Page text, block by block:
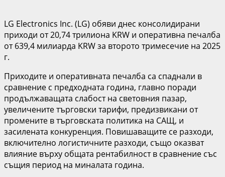
LG Electronics Inc. (LG) обяви днес консолидирани
приходи от 20,74 трилиона KRW и оперативна печалба
от 639,4 милиарда KRW за второто тримесечие на 2025
г.
Приходите и оперативната печалба са спаднали в
сравнение с предходната година, главно поради
продължаващата слабост на световния пазар,
увеличените търговски тарифи, предизвикани от
промените в търговската политика на САЩ, и
засилената конкуренция. Повишаващите се разходи,
включително логистичните разходи, също оказват
влияние върху общата рентабилност в сравнение със
същия период на миналата година.